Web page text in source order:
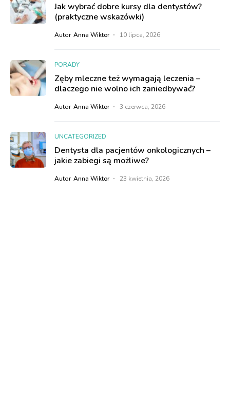
Jak wybrać dobre kursy dla dentystów?
(praktyczne wskazówki)
Autor Anna Wiktor 10 lipca, 2026
PORADY
Zęby mleczne też wymagają leczenia –
dlaczego nie wolno ich zaniedbywać?
Autor Anna Wiktor 3 czerwca, 2026
UNCATEGORIZED
Dentysta dla pacjentów onkologicznych –
jakie zabiegi są możliwe?
Autor Anna Wiktor 23 kwietnia, 2026